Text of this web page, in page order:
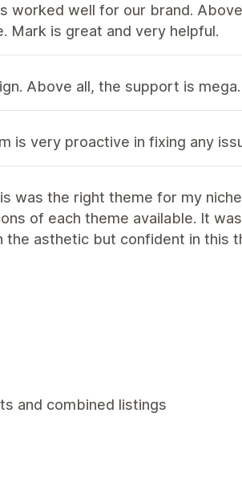
worked well for our brand.
Mark is great and very helpful.
Above all, the support is
is very proactive in fixing any
was the right theme for my
of each theme available. It
the asthetic but confident in this
and combined listings